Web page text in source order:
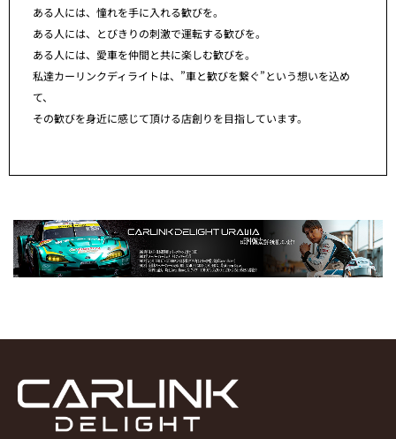
ある人には、憧れを手に入れる歓びを。
ある人には、とびきりの刺激で運転する歓びを。
ある人には、愛車を仲間と共に楽しむ歓びを。
私達カーリンクディライトは、”車と歓びを繋ぐ”という想いを込め
て、
その歓びを身近に感じて頂ける店創りを目指しています。